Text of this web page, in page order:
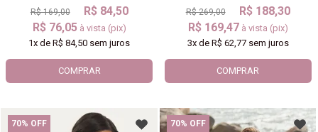
R$ 169,00
R$ 84,50
R$ 76,05 à vista (pix)
1x deR$ 84,50 sem juros
COMPRAR
R$ 269,00
R$ 188,30
R$ 169,47 à vista (pix)
3xde R$ 62,77sem juros
COMPRAR
70% OFF 70% OFF